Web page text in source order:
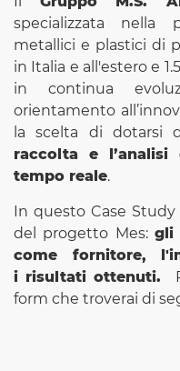
specializzata nella
metallici e plastici di
in Italia e all'estero e
in continua
orientamento
la scelta di dotarsi
raccolta e
tempo reale.
In questo Case
del progetto Mes: gli
come fornitore,
i risultati ottenuti.
form che troverai di